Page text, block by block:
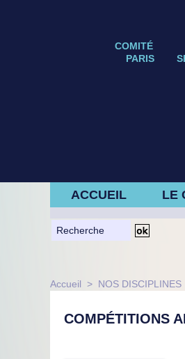
COMITÉ
PARIS
ACCUEIL LE
Accueil > NOS DISCIPLINES
COMPÉTITIONS